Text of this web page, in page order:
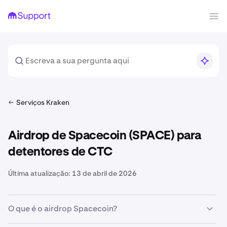
Serviços Kraken
Airdrop de Spacecoin (SPACE) para
detentores de CTC
Última atualização: 13 de abril de 2026
O que é o airdrop Spacecoin?